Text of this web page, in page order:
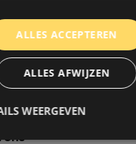
ALLES ACCEPTEREN
ALLES AFWIJZEN
WEERGEVEN